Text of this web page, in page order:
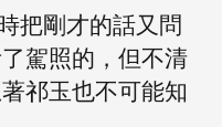
把剛才的話又問
駕照的，但不清
祁玉也不可能知